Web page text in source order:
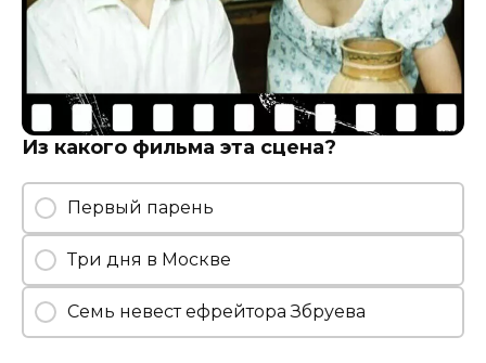
Из какого фильма эта сцена?
Первый парень
Три дня в Москве
Семь невест ефрейтора Збруева